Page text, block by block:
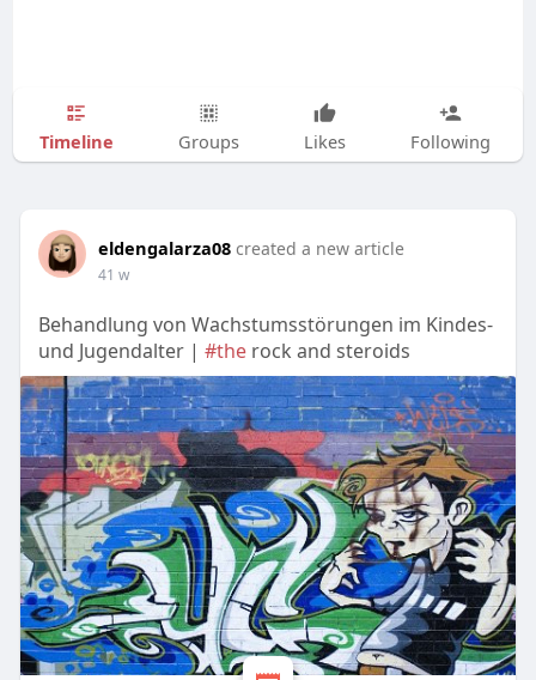
Timeline Groups Likes Following
eldengalarza08 created a new article
41 w
Behandlung von Wachstumsstörungen im Kindes-
und Jugendalter | #therock and steroids